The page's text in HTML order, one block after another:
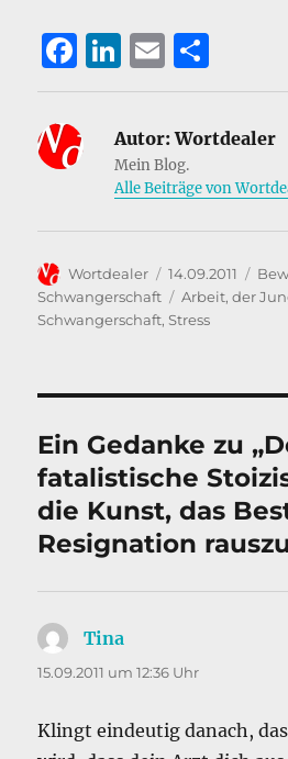
F
a
c
e
o
o
k
Li
n
k
e
d
I
n
E
m
ai
l
ei
le
n
Autor:Wortdealer
Mein Blog.
Alle Beiträge von
Autor
Wortdealer
Veröffentlicht
am
14.09.2011
Schwangerschaft
Schlagwörter
Arbeit,der
Schwangerschaft,Stress
Ein Gedanke zu
fatalistische
die Kunst, das
Resignation
Tina
15.09.2011 um 12:36 Uhr
Klingt eindeutig danach,